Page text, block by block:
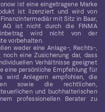
ist eine eingetragene Marke
ist lizenziert und wird von
mit Sitz in Baar,
AG ist nicht durch die FINMA
wird nicht von der
vorbehalten.
weder eine Anlage-, Rechts-,
eine Zusicherung dar, dass
Verhältnisse geeignet
eine persönliche Empfehlung für
wird Anlegern empfohlen, die
sowie die rechtlichen,
und buchhalterischen
professionellen Berater zu